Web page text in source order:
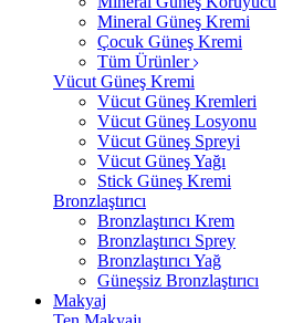
Mineral Güneş Kremi
Çocuk Güneş Kremi
Tüm Ürünler
Vücut Güneş Kremi
Vücut Güneş Kremleri
Vücut Güneş Losyonu
Vücut Güneş Spreyi
Vücut Güneş Yağı
Stick Güneş Kremi
Bronzlaştırıcı
Bronzlaştırıcı Krem
Bronzlaştırıcı Sprey
Bronzlaştırıcı Yağ
Güneşsiz Bronzlaştırıcı
Makyaj